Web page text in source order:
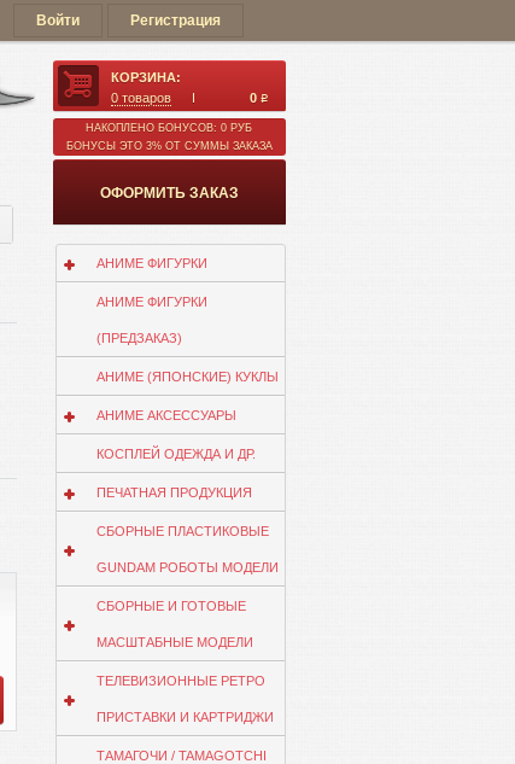
Войти Регистрация
КОРЗИНА:
0товаров 0 q
НАКОПЛЕНО БОНУСОВ: 0 РУБ
БОНУСЫ ЭТО 3% ОТ СУММЫ ЗАКАЗА
ОФОРМИТЬ ЗАКАЗ
АНИМЕ ФИГУРКИ
АНИМЕ ФИГУРКИ
(ПРЕДЗАКАЗ)
АНИМЕ (ЯПОНСКИЕ) КУКЛЫ
АНИМЕ АКСЕССУАРЫ
КОСПЛЕЙ ОДЕЖДА И ДР.
ПЕЧАТНАЯ ПРОДУКЦИЯ
СБОРНЫЕ ПЛАСТИКОВЫЕ
GUNDAM РОБОТЫ МОДЕЛИ
СБОРНЫЕ И ГОТОВЫЕ
МАСШТАБНЫЕ МОДЕЛИ
ТЕЛЕВИЗИОННЫЕ РЕТРО
ПРИСТАВКИ И КАРТРИДЖИ
ТАМАГОЧИ / TAMAGOTCHI